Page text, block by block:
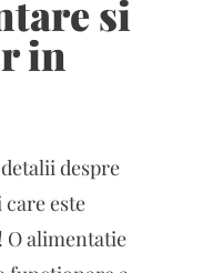
si
in
despre
este
alimentatie